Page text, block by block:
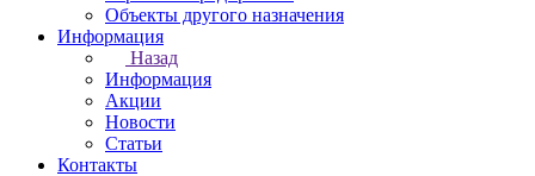
Объекты другого назначения
Информация
Назад
Информация
Акции
Новости
Статьи
Контакты